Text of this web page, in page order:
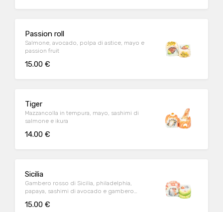
Passion roll
Salmone, avocado, polpa di astice, mayo e
passion fruit
15.00 €
Tiger
Mazzancolla in tempura, mayo, sashimi di
salmone e ikura
14.00 €
Sicilia
Gambero rosso di Sicilia, philadelphia,
papaya, sashimi di avocado e gambero
15.00 €